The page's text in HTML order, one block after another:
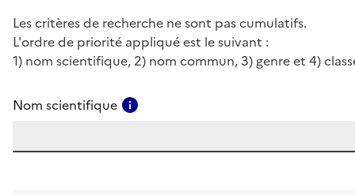
Les critères de recherche ne sont pas cumulatifs.
L'ordre de priorité appliqué est le suivant :
1) nom scientifique, 2) nom commun, 3) genre et 4)
Nom scientifique